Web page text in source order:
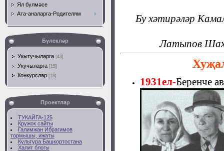
Ял бүлмәсе
Ата-аналарга-Родителям
Бүлекләр
Укытучыларга [43]
Укучыларга [15]
Конкурслар [18]
Проектлар
ТУКАЙГА-125
Кружок сайты
Галимжан Ибрагимов
тормышы, ижаты
Культура Башкортостана
Халит блогы
Бу хәтирәләр
Латыпов
1931ел-Беренче